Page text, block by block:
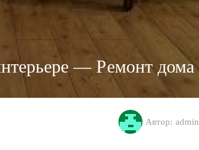
— Ремонт дома
Автор: admin